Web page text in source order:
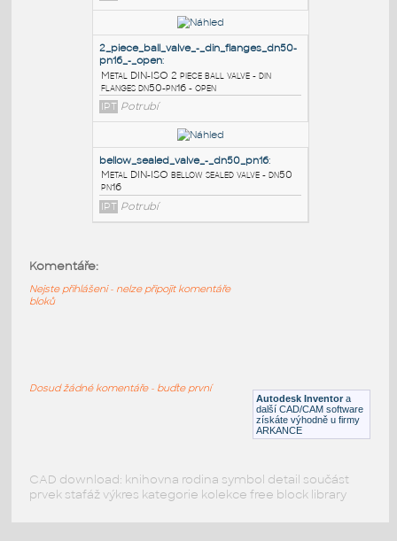
Metal DIN-ISO 3 piece ball valve - dn50
IPT Potrubí
3_piece_ball_valve_-_din_buttweld_-
_dn50_no:
Metal DIN-ISO 3 piece ball valve - din
buttweld - dn50 no
IPT Potrubí
flanges dn50-pn16 - open
Metal DIN-ISO bellow sealed valve - dn50
Autodesk Inventor a
další CAD/CAM software
získáte výhodně u firmy
ARKANCE
Komentáře:
Nejste přihlášeni - nelze připojit komentáře
bloků
Dosud žádné komentáře - buďte první
CAD download: knihovna rodina symbol detail součást
prvek stafáž výkres kategorie kolekce free block library